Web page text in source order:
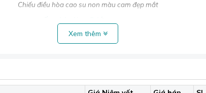
Chiếu điều hòa cao su non màu cam đẹp mắt
tự nhiên cực mát mẻ và thân thiện với môi trường.
nguyên liêu giàu chất xơ lạnh), giặt rất nhanh khô,
lực.
Xem thêm